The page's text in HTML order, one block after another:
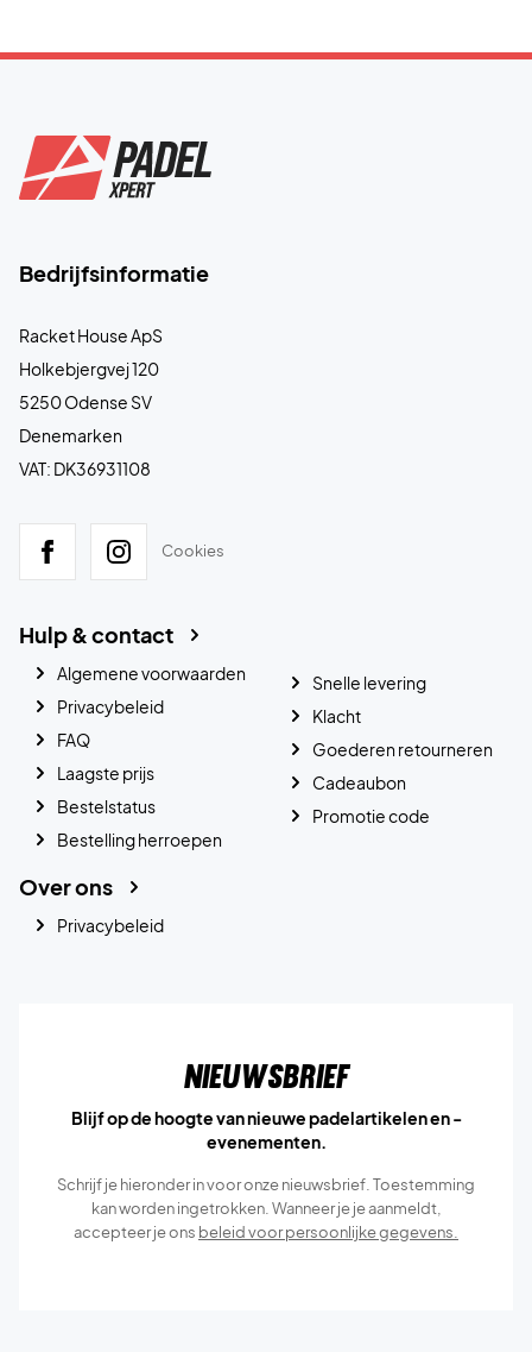
Bedrijfsinformatie
Racket House ApS
Holkebjergvej 120
5250 Odense SV
Denemarken
VAT: DK36931108
Cookies
Hulp & contact
Algemene voorwaarden
Privacybeleid
FAQ
Laagste prijs
Bestelstatus
Bestelling herroepen
Snelle levering
Klacht
Goederen retourneren
Cadeaubon
Promotie code
Over ons
Privacybeleid
Nieuwsbrief
Blijf op de hoogte van nieuwe padelartikelen en -
evenementen.
Schrijf je hieronder in voor onze nieuwsbrief. Toestemming
kan worden ingetrokken. Wanneer je je aanmeldt,
accepteer je ons beleid voor persoonlijke gegevens.